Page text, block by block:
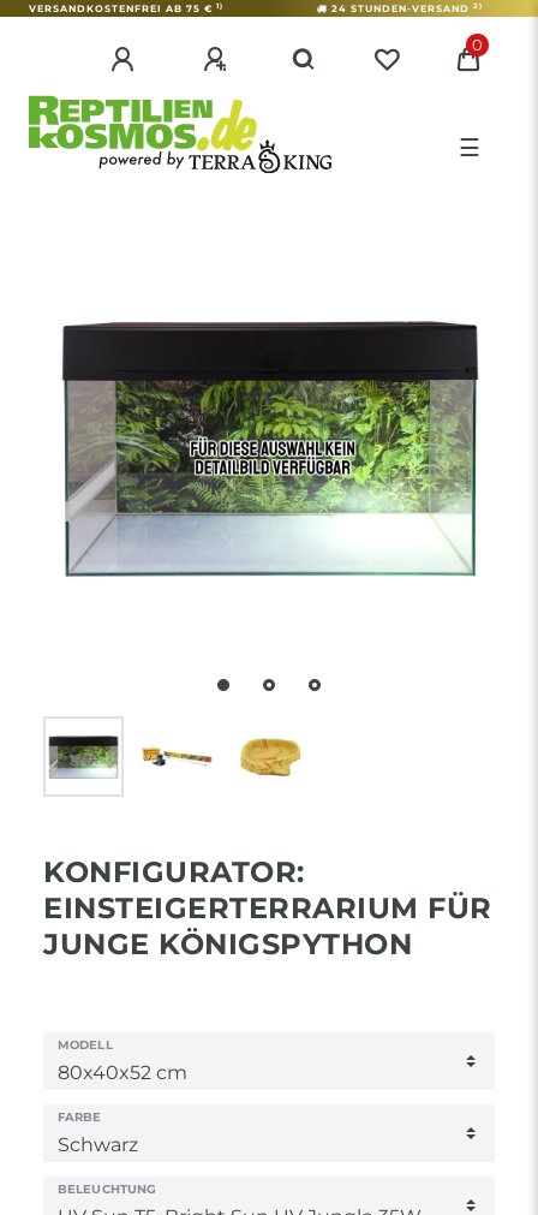
VERSANDKOSTENFREI AB 75 € 1) 24 STUNDEN-VERSAND 2)
0
☰
KONFIGURATOR:
EINSTEIGERTERRARIUM FÜR
JUNGE KÖNIGSPYTHON
MODELL
FARBE
BELEUCHTUNG